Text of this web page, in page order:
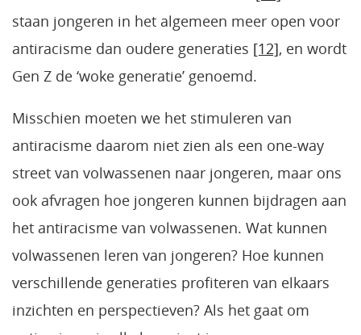
staan jongeren in het algemeen meer open voor
antiracisme dan oudere generaties [12], en wordt
Gen Z de ‘woke generatie’ genoemd.
Misschien moeten we het stimuleren van
antiracisme daarom niet zien als een one-way
street van volwassenen naar jongeren, maar ons
ook afvragen hoe jongeren kunnen bijdragen aan
het antiracisme van volwassenen. Wat kunnen
volwassenen leren van jongeren? Hoe kunnen
verschillende generaties profiteren van elkaars
inzichten en perspectieven? Als het gaat om